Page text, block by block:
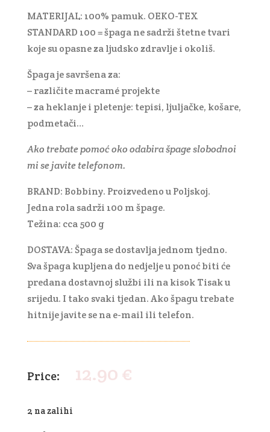
MATERIJAL: 100% pamuk. OEKO-TEX
STANDARD 100 = špaga ne sadrži štetne tvari
koje su opasne za ljudsko zdravlje i okoliš.
Špaga je savršena za:
– različite macramé projekte
– za heklanje i pletenje: tepisi, ljuljačke, košare,
podmetači…
Ako trebate pomoć oko odabira špage slobodnoi
mi se javite telefonom.
BRAND: Bobbiny. Proizvedeno u Poljskoj.
Jedna rola sadrži 100 m špage.
Težina: cca 500 g
DOSTAVA: Špaga se dostavlja jednom tjedno.
Sva špaga kupljena do nedjelje u ponoć biti će
predana dostavnoj službi ili na kisok Tisak u
srijedu. I tako svaki tjedan. Ako špagu trebate
hitnije javite se na e-mail ili telefon.
12.90€
2 na zalihi